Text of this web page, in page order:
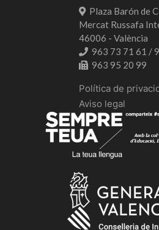
Plaza Barón de
Mercat Russafa
46006 - València
963 73 71 61 /
963 95 20 99
Política de
Aviso legal